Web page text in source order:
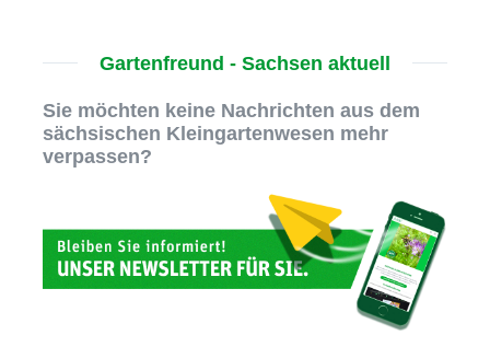
Gartenfreund - Sachsen aktuell
Sie möchten keine Nachrichten aus dem
sächsischen Kleingartenwesen mehr
verpassen?